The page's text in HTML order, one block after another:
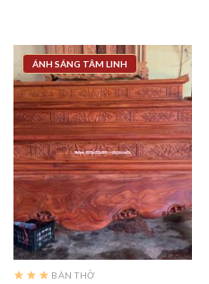
ÁNH SÁNG TÂM LINH
BÀN THỜ